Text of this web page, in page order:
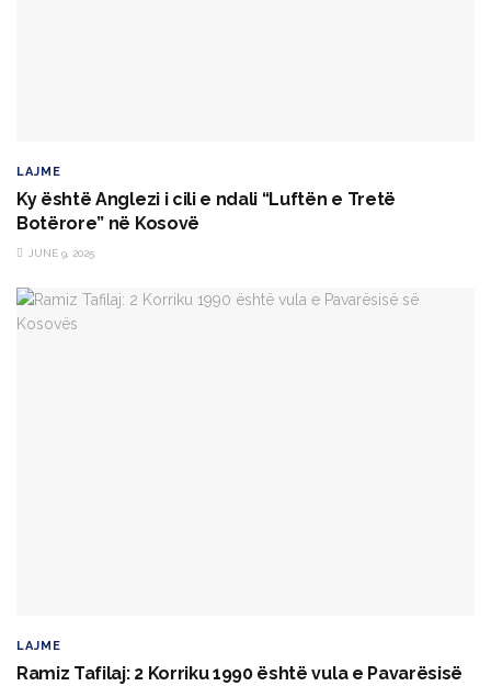
LAJME
Ky është Anglezi i cili e ndali “Luftën e Tretë
Botërore” në Kosovë
JUNE 9, 2025
LAJME
Ramiz Tafilaj: 2 Korriku 1990 është vula e Pavarësisë